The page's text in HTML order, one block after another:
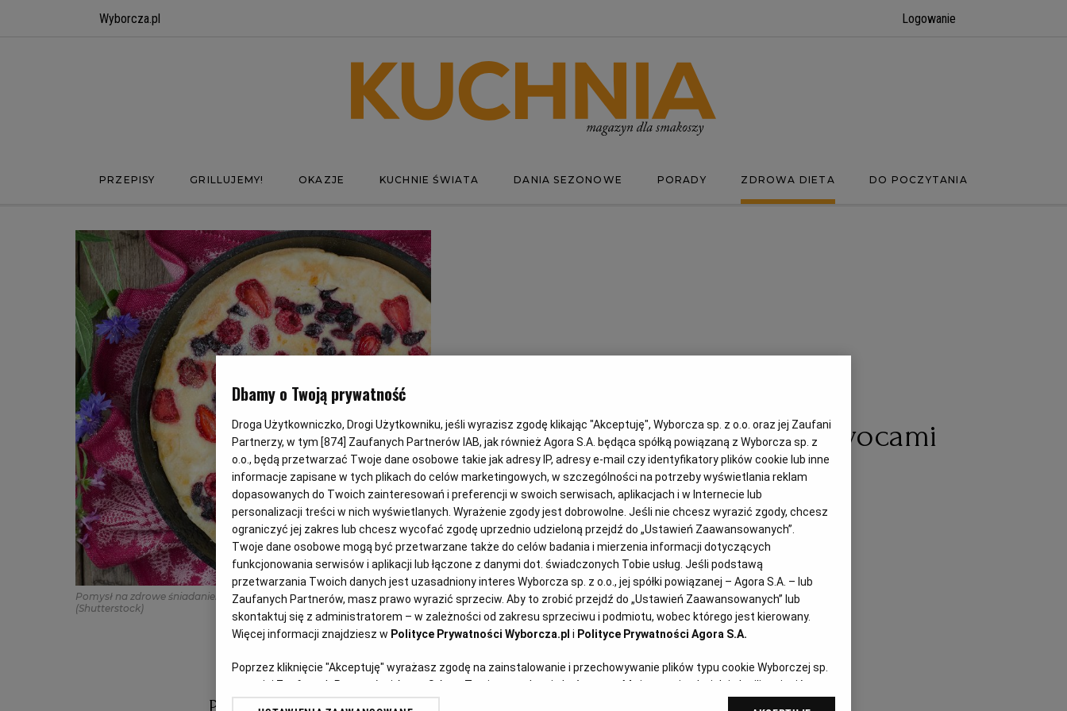
Wyborcza.pl Logowanie
PRZEPISY GRILLUJEMY! OKAZJE KUCHNIE ŚWIATA DANIA SEZONOWE PORADY ZDROWA DIETA DO POCZYTANIA
Omlet twarogowy z owocami
Aurelia Grzywacz, dietetyk 23.02.2022
Pomysł na zdrowe śniadanie: przepis na omlet twarogowy z owocami
(Shutterstock)
Dbamy o Twoją prywatność
Droga Użytkowniczko, Drogi Użytkowniku, jeśli wyrazisz zgodę klikając "Akceptuję", Wyborcza sp. z o.o. oraz jej Zaufani
Partnerzy, w tym [874] Zaufanych Partnerów IAB, jak również Agora S.A. będąca spółką powiązaną z Wyborcza sp. z
o.o., będą przetwarzać Twoje dane osobowe takie jak adresy IP, adresy e-mail czy identyfikatory plików cookie lub inne
informacje zapisane w tych plikach do celów marketingowych, w szczególności na potrzeby wyświetlania reklam
dopasowanych do Twoich zainteresowań i preferencji w swoich serwisach, aplikacjach i w Internecie lub
personalizacji treści w nich wyświetlanych. Wyrażenie zgody jest dobrowolne. Jeśli nie chcesz wyrazić zgody, chcesz
ograniczyć jej zakres lub chcesz wycofać zgodę uprzednio udzieloną przejdź do „Ustawień Zaawansowanych”.
Twoje dane osobowe mogą być przetwarzane także do celów badania i mierzenia informacji dotyczących
funkcjonowania serwisów i aplikacji lub łączone z danymi dot. świadczonych Tobie usług. Jeśli podstawą
przetwarzania Twoich danych jest uzasadniony interes Wyborcza sp. z o.o., jej spółki powiązanej – Agora S.A. – lub
Zaufanych Partnerów, masz prawo wyrazić sprzeciw. Aby to zrobić przejdź do „Ustawień Zaawansowanych” lub
skontaktuj się z administratorem – w zależności od zakresu sprzeciwu i podmiotu, wobec którego jest kierowany.
Więcej informacji znajdziesz w Polityce Prywatności Wyborcza.pl i Polityce Prywatności Agora S.A.
Poprzez kliknięcie "Akceptuję" wyrażasz zgodę na zainstalowanie i przechowywanie plików typu cookie Wyborczej sp.
z o. o. jej Zaufanych Partnerów i Agora S.A. na Twoim urządzeniu końcowym. Możesz też w każdej chwili zmienić
swoje preferencje dot. plików cookie, ponownie wywołując narzędzie do zarządzania Twoimi preferencjami dot.